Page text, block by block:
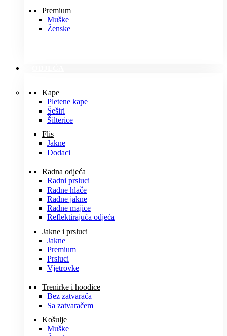
Premium
Muške
Ženske
Kape
Pletene kape
Šeširi
Šilterice
Flis
Jakne
Dodaci
Radna odjeća
Radni prsluci
Radne hlače
Radne jakne
Radne majice
Reflektirajuća odjeća
Jakne i prsluci
Jakne
Premium
Prsluci
Vjetrovke
Trenirke i hoodice
Bez zatvarača
Sa zatvaračem
Košulje
Muške